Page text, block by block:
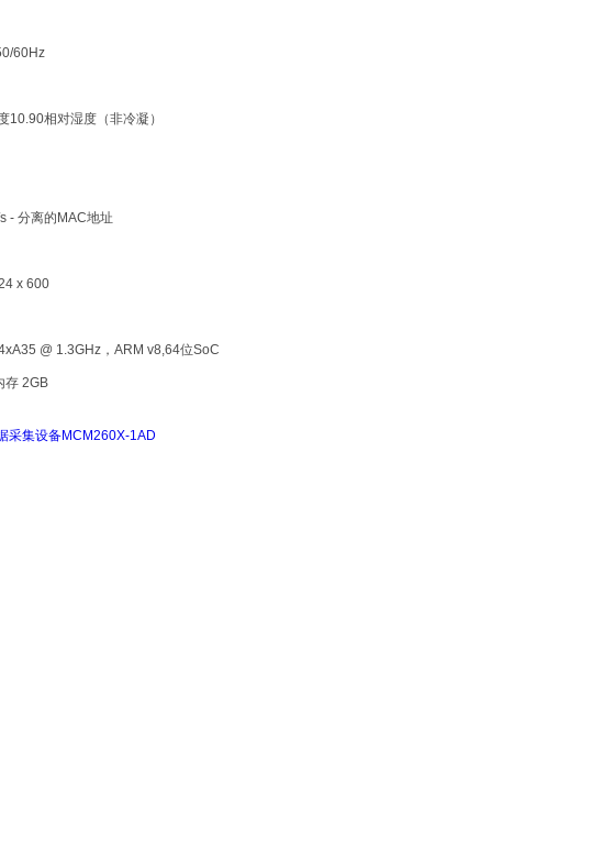
60Hz
10.90相对湿度（非冷凝）
- 分离的MAC地址
x 600
@ 1.3GHz，ARM v8,64位SoC
存 2GB
采集设备MCM260X-1AD